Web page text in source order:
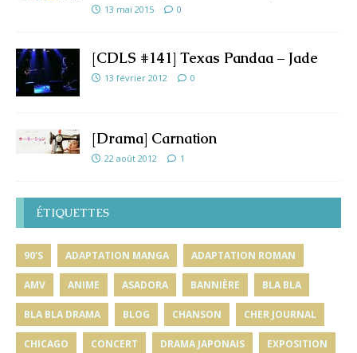
13 mai 2015 0
[CDLS #141] Texas Pandaa – Jade
13 février 2012 0
[Drama] Carnation
22 août 2012 1
ÉTIQUETTES
90'S ADAPTATION MANGA ADAPTATION ROMAN
AMV ANIME ASADORA BANNIÈRE BLA BLA
BLA BLA DRAMA BLOG CHANSON CHER JOURNAL
CHICAGO CONCERT DRAMA JAPONAIS EXPOSITION